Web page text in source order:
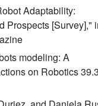
Adaptability:
Prospects [Survey],"
modeling: A
on Robotics